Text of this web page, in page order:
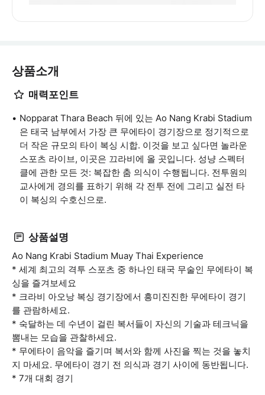
상품소개
매력포인트
Nopparat Thara Beach 뒤에 있는 Ao Nang Krabi Stadium
은 태국 남부에서 가장 큰 무에타이 경기장으로 정기적으로
더 작은 규모의 타이 복싱 시합. 이것을 보고 싶다면 놀라운
스포츠 라이브, 이곳은 끄라비에 올 곳입니다. 성냥 스펙터
클에 관한 모든 것: 복잡한 춤 의식이 수행됩니다. 전투원의
교사에게 경의를 표하기 위해 각 전투 전에 그리고 실전 타
이 복싱의 수호신으로.
상품설명
Ao Nang Krabi Stadium Muay Thai Experience
* 세계 최고의 격투 스포츠 중 하나인 태국 무술인 무에타이 복
싱을 즐겨보세요
* 크라비 아오낭 복싱 경기장에서 흥미진진한 무에타이 경기
를 관람하세요.
* 숙달하는 데 수년이 걸린 복서들이 자신의 기술과 테크닉을
뽐내는 모습을 관찰하세요.
* 무에타이 음악을 즐기며 복서와 함께 사진을 찍는 것을 놓치
지 마세요. 무에타이 경기 전 의식과 경기 사이에 동반됩니다.
* 7개 대회 경기